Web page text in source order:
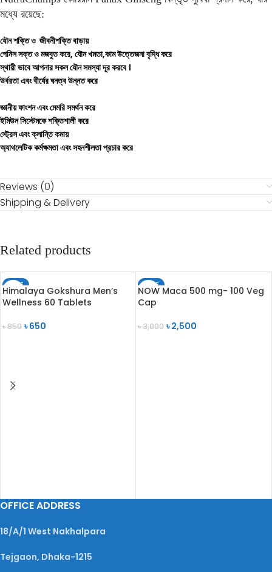
মধ্যে রয়েছে:
যৌন শক্তি ও জীবনীশক্তি বাড়ায়
পেনিস সক্ত ও মজবুত করে, যৌন খমতা,কাম উত্তেজনা বৃদ্ধি করে
স্থায়ী ভাবে আপনার সকল যৌন সমস্যা দূর করবে ।
উর্বরতা এবং বীর্যের ঘনত্ব উন্নত করে
জ্ঞানীয় ফাংশন এবং মেমরি সমর্থন করে
ইমিউন সিস্টেমকে শক্তিশালী করে
স্ট্রেস এবং ক্লান্তি কমায়
অ্যাথলেটিক কর্মক্ষমতা এবং সহনশীলতা প্রচার করে
Reviews (0)
Shipping & Delivery
Related products
SALE
Himalaya Gokshura Men’s
Wellness 60 Tablets
৳850 ৳650
SALE
NOW Maca 500 mg- 100 Veg
Cap
৳3,000 ৳2,500
OFFICE ADDRESS
18/A/1 West Nakhalpara
Tejgaon, Dhaka-1215